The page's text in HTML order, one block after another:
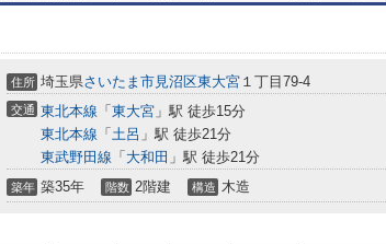
住所 埼玉県さいたま市見沼区東大宮 １丁目79-4
交通 東北本線 「 東大宮 」駅 徒歩15分
東北本線 「 土呂 」駅 徒歩21分
東武野田線 「 大和田 」駅 徒歩21分
築年 築35年 階数 2階建 構造 木造